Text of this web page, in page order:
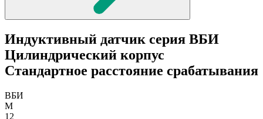
Индуктивный датчик серия ВБИ
Цилиндрический корпус
Стандартное расстояние срабатывания
ВБИ
М
12